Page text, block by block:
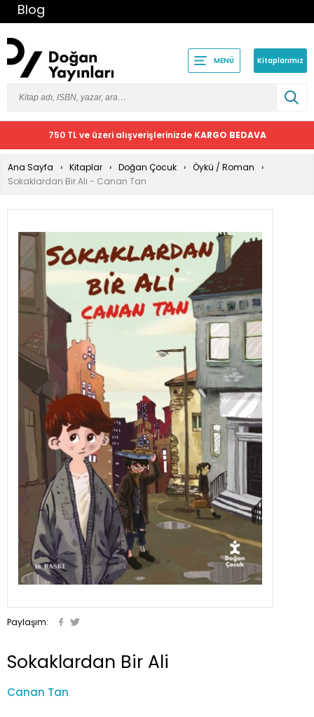
Blog
MENÜ Kitaplarımız
750 TL ve üzeri alışverişlerinizde KARGO BEDAVA
Ana Sayfa Kitaplar Doğan Çocuk
Öykü / Roman
Sokaklardan Bir Ali - Canan Tan
Paylaşım:
Sokaklardan Bir Ali
Canan Tan